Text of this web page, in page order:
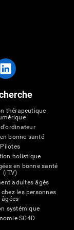
thérapeutique
bonne santé
Pilotes
holistique
en bonne santé
(iTV)
adultes âgés
les personnes
âgées
systémique
SG4D